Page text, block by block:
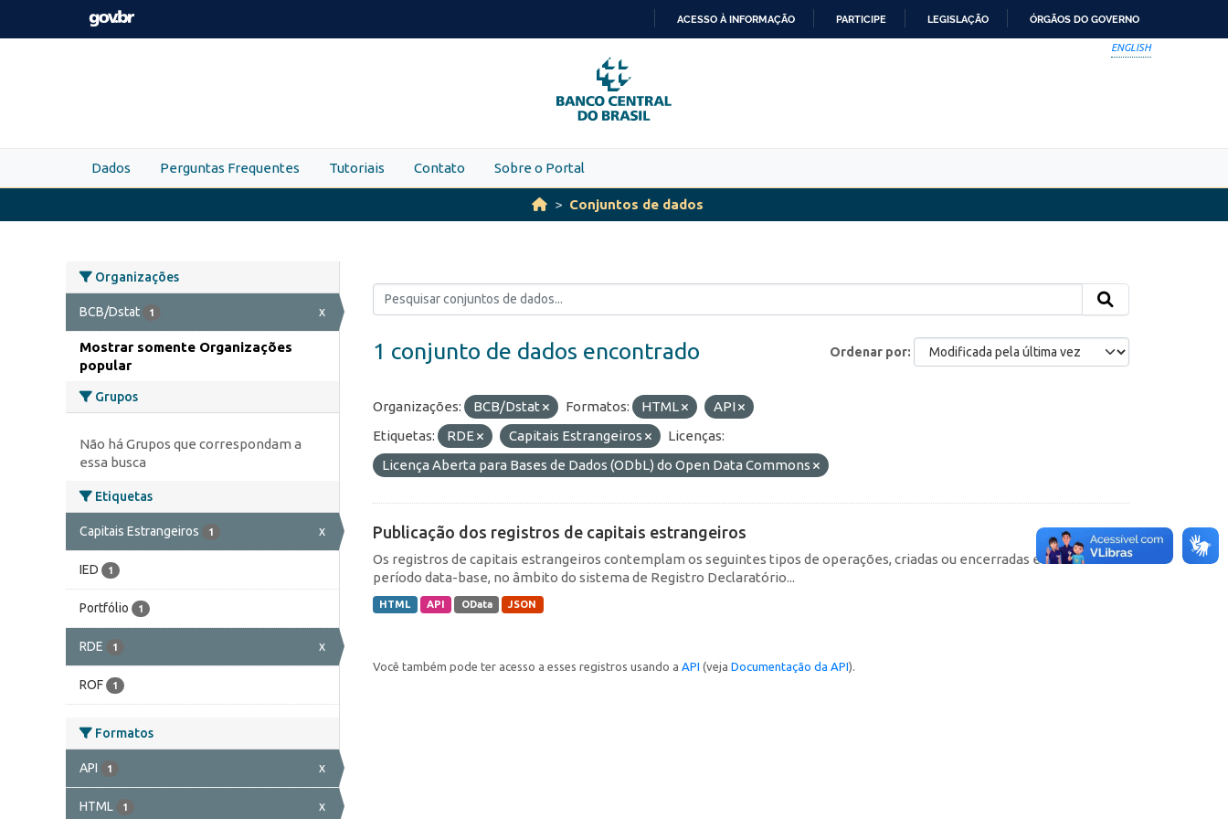
Skip to main content
PARA
O
CONTEÚDO
ACESSO À INFORMAÇÃO PARTICIPE LEGISLAÇÃO ÓRGÃOS DO GOVERNO
ENGLISH
Dados Perguntas Frequentes Tutoriais Contato Sobre o Portal
Conjuntos de dados
Organizações
BCB/Dstat 1 x
Mostrar somente Organizações
popular
Grupos
Não há Grupos que correspondam a
essa busca
Etiquetas
Capitais Estrangeiros 1 x
IED 1
Portfólio 1
RDE 1 x
ROF 1
Formatos
API 1 x
HTML 1 x
Ordenar por
1 conjunto de dados encontrado
Organizações: BCB/Dstat Formatos: HTML
API
Etiquetas:
RDE Capitais Estrangeiros
Licenças:
Licença Aberta para Bases de Dados (ODbL) do Open Data Commons
Publicação dos registros de capitais estrangeiros
Os registros de capitais estrangeiros contemplam os seguintes tipos de operações, criadas ou encerradas em cada
período data-base, no âmbito do sistema de Registro Declaratório...
HTML API OData JSON
Você também pode ter acesso a esses registros usando a API (veja Documentação da API).